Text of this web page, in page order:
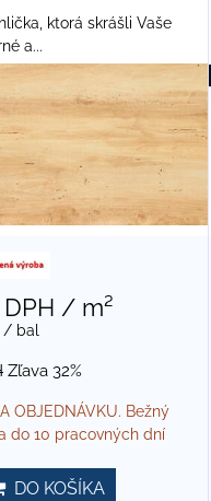
ktorá skrášli Vaše
a...
/ m²
/ bal
Zľava 32%
OBJEDNÁVKU. Bežný
do 10 pracovných dní
DO KOŠÍKA